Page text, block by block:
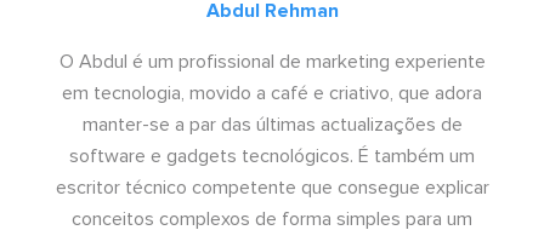
Abdul Rehman
O Abdul é um profissional de marketing experiente
em tecnologia, movido a café e criativo, que adora
manter-se a par das últimas actualizações de
software e gadgets tecnológicos. É também um
escritor técnico competente que consegue explicar
conceitos complexos de forma simples para um